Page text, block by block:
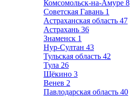
Комсомольск-на-Амуре 8
Советская Гавань 1
Астраханская область 47
Астрахань 36
Знаменск 1
Нур-Султан 43
Тульская область 42
Тула 26
Щёкино 3
Венев 2
Павлодарская область 40